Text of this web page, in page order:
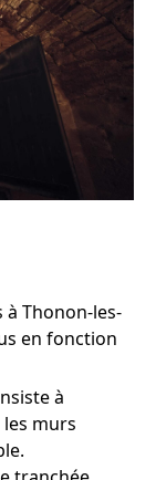
Thonon-les-
en fonction
à
murs